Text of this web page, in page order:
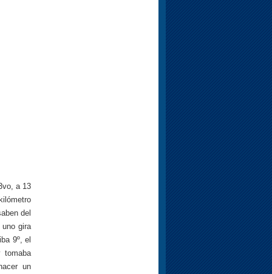
a 13
del
gira
9º, el
tomaba
un